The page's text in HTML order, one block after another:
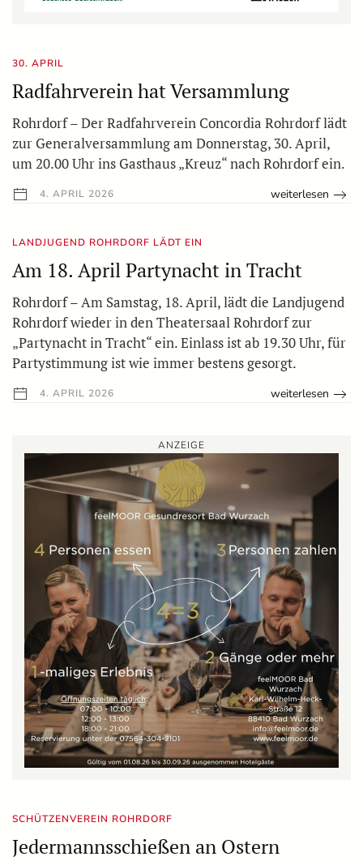
30. APRIL
Radfahrverein hat Versammlung
Rohrdorf – Der Radfahrverein Concordia Rohrdorf lädt
zur Generalversammlung am Donnerstag, 30. April,
um 20.00 Uhr ins Gasthaus „Kreuz“ nach Rohrdorf ein.
4. APRIL 2026 weiterlesen
LANDJUGEND ROHRDORF LÄDT EIN
Am 18. April Partynacht in Tracht
Rohrdorf – Am Samstag, 18. April, lädt die Landjugend
Rohrdorf wieder in den Theatersaal Rohrdorf zur
„Partynacht in Tracht“ ein. Einlass ist ab 19.30 Uhr, für
Partystimmung ist wie immer bestens gesorgt.
4. APRIL 2026 weiterlesen
ANZEIGE
SCHÜTZENVEREIN ROHRDORF
Jedermannsschießen an Ostern